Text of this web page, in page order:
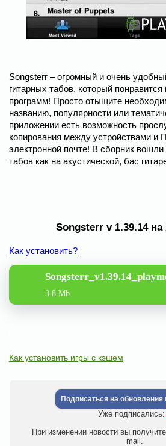
Songsterr – огромный и очень
гитарных табов, который
программ! Просто отыщите
названию, популярности или
приложении есть возможность
копирования между устройствами и
электронной почте! В сборник
табов как на акустической, бас
Songsterr v 1.39.14
Как установить?
3.8 Mb
Как установить игры с кэшем
Подписаться на
Уже подписались:
При изменении новости вы
mail.